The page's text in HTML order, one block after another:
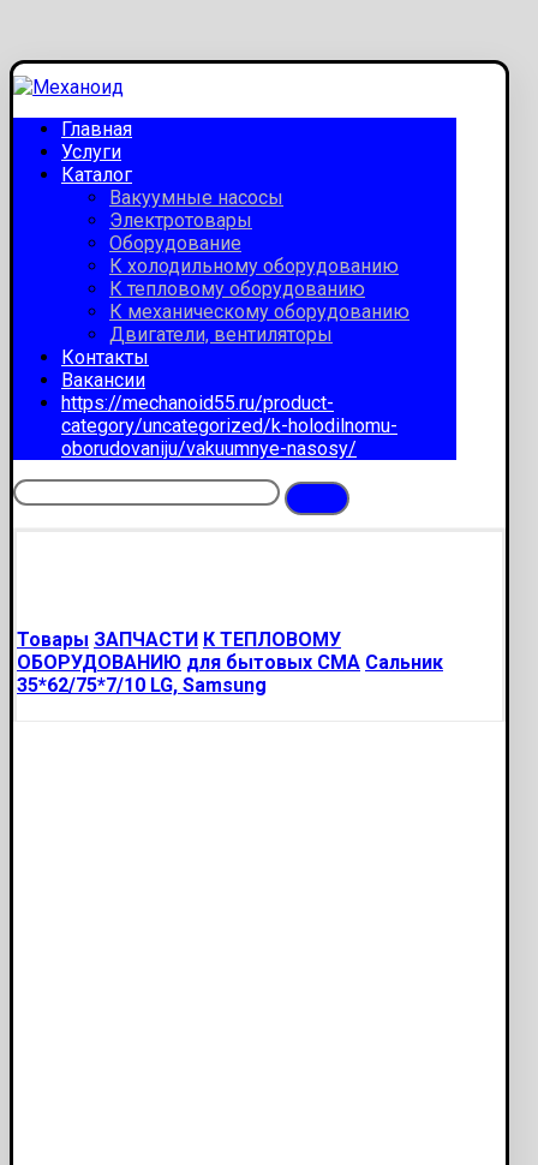
Главная
Услуги
Каталог
Вакуумные насосы
Электротовары
Оборудование
К холодильному оборудованию
К тепловому оборудованию
К механическому оборудованию
Двигатели, вентиляторы
Контакты
Вакансии
https://mechanoid55.ru/product-
category/uncategorized/k-holodilnomu-
oborudovaniju/vakuumnye-nasosy/
Товары ЗАПЧАСТИ К ТЕПЛОВОМУ
ОБОРУДОВАНИЮ для бытовых СМА Сальник
35*62/75*7/10 LG, Samsung